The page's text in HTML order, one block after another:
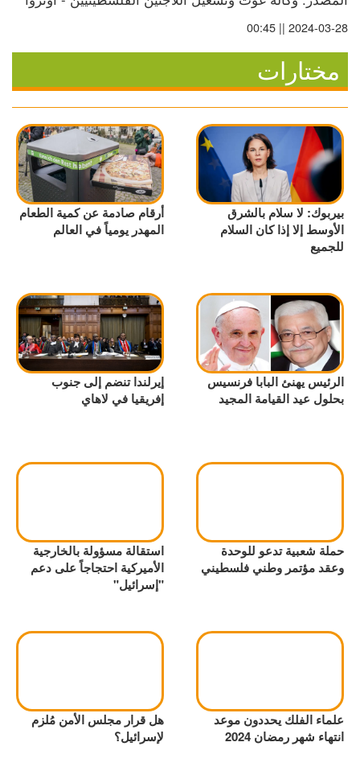
2024-03-28 || 00:45
مختارات
بيربوك: لا سلام بالشرق
الأوسط إلا إذا كان السلام
للجميع
أرقام صادمة عن كمية الطعام
المهدر يومياً في العالم
الرئيس يهنئ البابا فرنسيس
بحلول عيد القيامة المجيد
إيرلندا تنضم إلى جنوب
إفريقيا في لاهاي
حملة شعبية تدعو للوحدة
وعقد مؤتمر وطني فلسطيني
استقالة مسؤولة بالخارجية
الأميركية احتجاجاً على دعم
"إسرائيل"
علماء الفلك يحددون موعد
انتهاء شهر رمضان 2024
هل قرار مجلس الأمن مُلزم
لإسرائيل؟